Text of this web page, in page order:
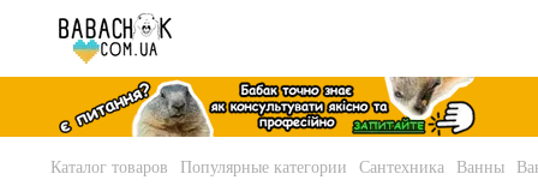
Каталог товаров Популярные категории Сантехника Ванны